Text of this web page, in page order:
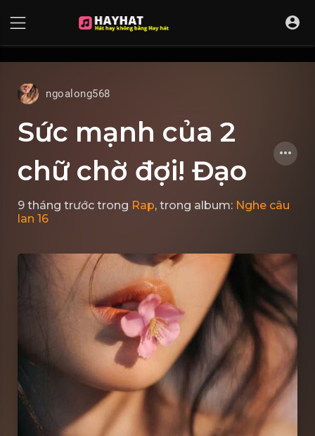
ngoalong568
Sức mạnh của 2
chữ chờ đợi! Đạo
9 tháng trước trong Rap, trong album: Nghe câu
lan 16